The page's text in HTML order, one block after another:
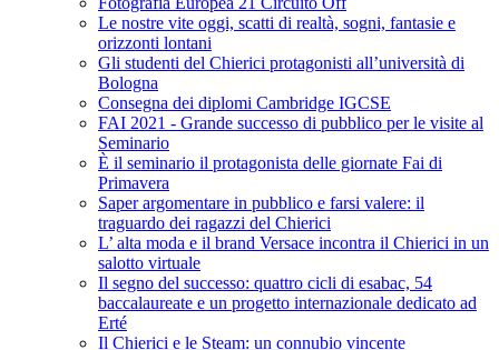
Le nostre vite oggi, scatti di realtà, sogni, fantasie e
orizzonti lontani
Gli studenti del Chierici protagonisti all’università di
Bologna
Consegna dei diplomi Cambridge IGCSE
FAI 2021 - Grande successo di pubblico per le visite al
Seminario
È il seminario il protagonista delle giornate Fai di
Primavera
Saper argomentare in pubblico e farsi valere: il
traguardo dei ragazzi del Chierici
L’ alta moda e il brand Versace incontra il Chierici in un
salotto virtuale
Il segno del successo: quattro cicli di esabac, 54
baccalaureate e un progetto internazionale dedicato ad
Erté
Il Chierici e le Steam: un connubio vincente